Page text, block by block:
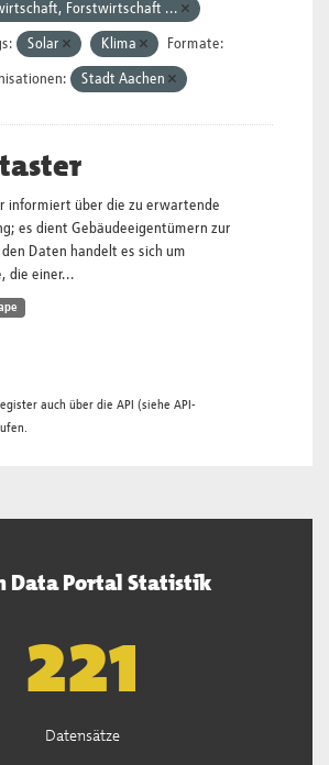
Forstwirtschaft ...
Solar Klima Formate:
Stadt Aachen
informiert über die zu erwartende
es dient Gebäudeeigentümern zur
Daten handelt es sich um
die einer...
auch über die API (siehe API-
Data Portal Statistik
222
Datensätze